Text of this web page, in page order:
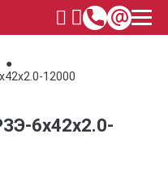
12000
6x42x2.0-